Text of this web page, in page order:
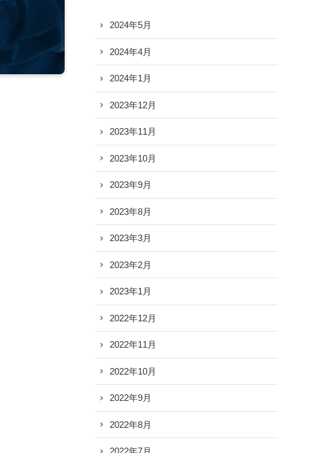
2024年5月
2024年4月
2024年1月
2023年12月
2023年11月
2023年10月
2023年9月
2023年8月
2023年3月
2023年2月
2023年1月
2022年12月
2022年11月
2022年10月
2022年9月
2022年8月